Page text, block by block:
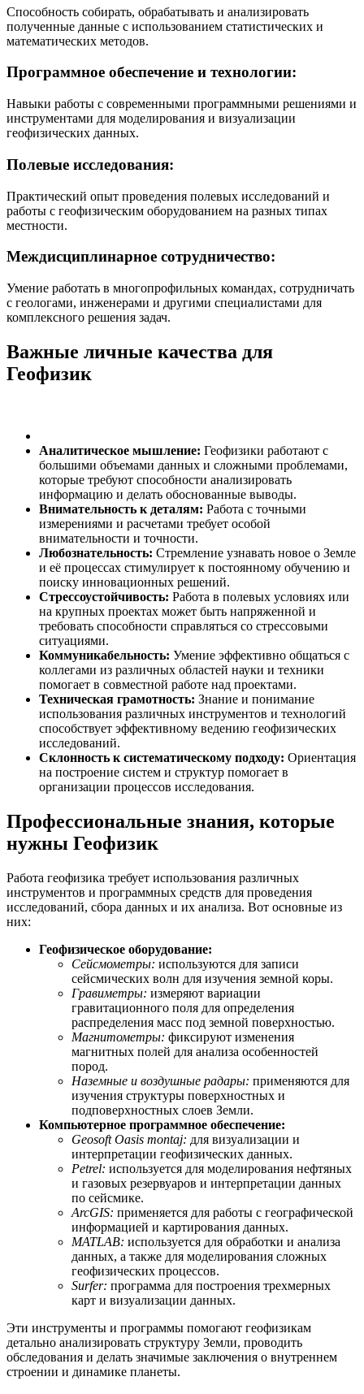
Способность собирать, обрабатывать и анализировать
полученные данные с использованием статистических и
математических методов.
Программное обеспечение и технологии:
Навыки работы с современными программными решениями и
инструментами для моделирования и визуализации
геофизических данных.
Полевые исследования:
Практический опыт проведения полевых исследований и
работы с геофизическим оборудованием на разных типах
местности.
Междисциплинарное сотрудничество:
Умение работать в многопрофильных командах, сотрудничать
с геологами, инженерами и другими специалистами для
комплексного решения задач.
Важные личные качества для
Геофизик
Аналитическое мышление: Геофизики работают с
большими объемами данных и сложными проблемами,
которые требуют способности анализировать
информацию и делать обоснованные выводы.
Внимательность к деталям: Работа с точными
измерениями и расчетами требует особой
внимательности и точности.
Любознательность: Стремление узнавать новое о Земле
и её процессах стимулирует к постоянному обучению и
поиску инновационных решений.
Стрессоустойчивость: Работа в полевых условиях или
на крупных проектах может быть напряженной и
требовать способности справляться со стрессовыми
ситуациями.
Коммуникабельность: Умение эффективно общаться с
коллегами из различных областей науки и техники
помогает в совместной работе над проектами.
Техническая грамотность: Знание и понимание
использования различных инструментов и технологий
способствует эффективному ведению геофизических
исследований.
Склонность к систематическому подходу: Ориентация
на построение систем и структур помогает в
организации процессов исследования.
Профессиональные знания, которые
нужны Геофизик
Работа геофизика требует использования различных
инструментов и программных средств для проведения
исследований, сбора данных и их анализа. Вот основные из
них:
Геофизическое оборудование:
Сейсмометры: используются для записи
сейсмических волн для изучения земной коры.
Гравиметры: измеряют вариации
гравитационного поля для определения
распределения масс под земной поверхностью.
Магнитометры: фиксируют изменения
магнитных полей для анализа особенностей
пород.
Наземные и воздушные радары: применяются для
изучения структуры поверхностных и
подповерхностных слоев Земли.
Компьютерное программное обеспечение:
Geosoft Oasis montaj: для визуализации и
интерпретации геофизических данных.
Petrel: используется для моделирования нефтяных
и газовых резервуаров и интерпретации данных
по сейсмике.
ArcGIS: применяется для работы с географической
информацией и картирования данных.
MATLAB: используется для обработки и анализа
данных, а также для моделирования сложных
геофизических процессов.
Surfer: программа для построения трехмерных
карт и визуализации данных.
Эти инструменты и программы помогают геофизикам
детально анализировать структуру Земли, проводить
обследования и делать значимые заключения о внутреннем
строении и динамике планеты.